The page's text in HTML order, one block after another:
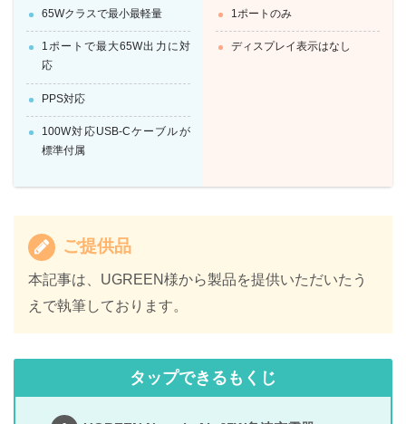
65Wクラスで最小最軽量
1ポートで最大65W出力に対
応
PPS対応
100W対応USB-Cケーブルが
標準付属
1ポートのみ
ディスプレイ表示はなし
ご提供品
本記事は、UGREEN様から製品を提供いただいたう
えで執筆しております。